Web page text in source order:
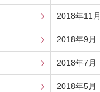
2018年11月
2018年9月
2018年7月
2018年5月